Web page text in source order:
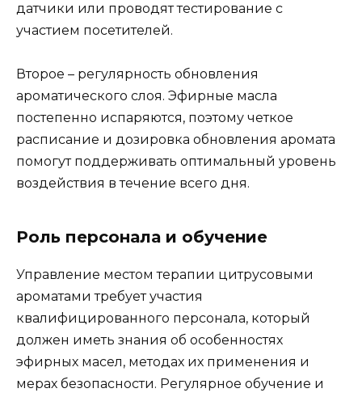
датчики или проводят тестирование с
участием посетителей.
Второе – регулярность обновления
ароматического слоя. Эфирные масла
постепенно испаряются, поэтому четкое
расписание и дозировка обновления аромата
помогут поддерживать оптимальный уровень
воздействия в течение всего дня.
Роль персонала и обучение
Управление местом терапии цитрусовыми
ароматами требует участия
квалифицированного персонала, который
должен иметь знания об особенностях
эфирных масел, методах их применения и
мерах безопасности. Регулярное обучение и